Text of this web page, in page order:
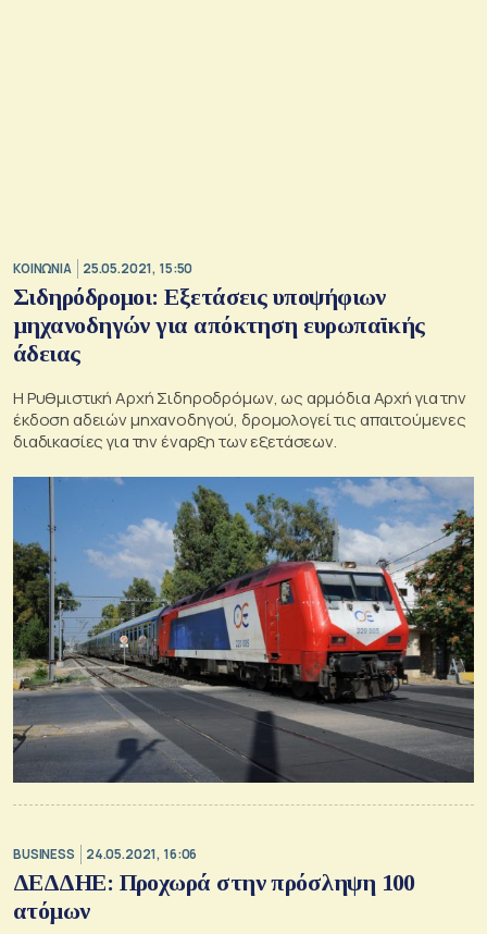
ΚΟΙΝΩΝΙΑ 25.05.2021, 15:50
Σιδηρόδρομοι: Εξετάσεις υποψήφιων
μηχανοδηγών για απόκτηση ευρωπαϊκής
άδειας
Η Ρυθμιστική Αρχή Σιδηροδρόμων, ως αρμόδια Αρχή για την
έκδοση αδειών μηχανοδηγού, δρομολογεί τις απαιτούμενες
διαδικασίες για την έναρξη των εξετάσεων.
BUSINESS 24.05.2021, 16:06
ΔΕΔΔΗΕ: Προχωρά στην πρόσληψη 100
ατόμων